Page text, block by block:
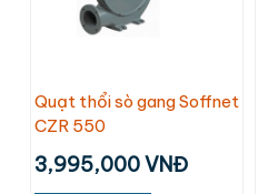
Quạt thổi sò gang Soffnet
CZR 550
3,995,000 VNĐ